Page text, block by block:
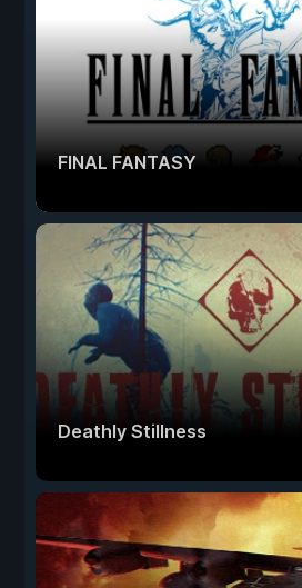
FINAL FANTASY
Deathly Stillness